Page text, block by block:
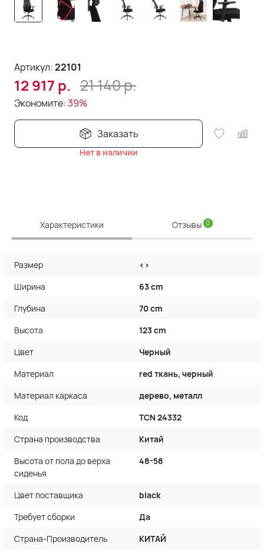
Артикул:22101
12 917 р. 21 140р.
Экономите:39%
Заказать
Нет в наличии
Характеристики Отзывы 0
Размер
<>
Ширина
63 cm
Глубина
70 cm
Высота
123 cm
Цвет
Черный
Материал
red ткань, черный
Материал каркаса
дерево, металл
Код
TCN 24332
Страна производства
Китай
Высота от пола до верха
сиденья
48-58
Цвет поставщика
black
Требует сборки
Да
Страна-Производитель
КИТАЙ